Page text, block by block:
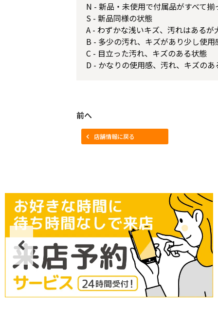
N - 新品・未使用で付属品がすべて揃
S - 新品同様の状態
A - わずかな浅いキズ、汚れはあるが
B - 多少の汚れ、キズがあり少し使
C - 目立った汚れ、キズのある状態
D - かなりの使用感、汚れ、キズのあ
前へ
店舗情報に戻る